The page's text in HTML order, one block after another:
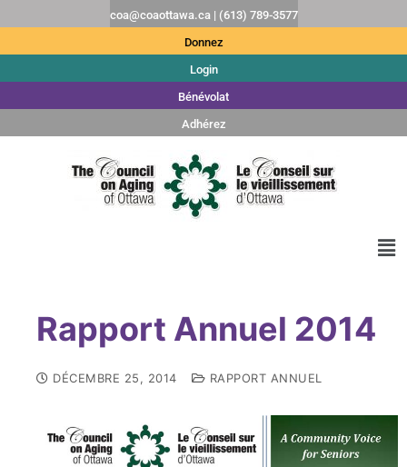
coa@coaottawa.ca | (613) 789-3577
Donnez
Login
Bénévolat
Adhérez
Rapport Annuel 2014
DÉCEMBRE 25, 2014 RAPPORT ANNUEL